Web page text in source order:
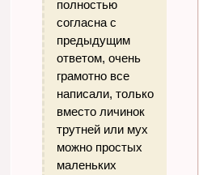
полностью
согласна с
предыдущим
ответом, очень
грамотно все
написали, только
вместо личинок
трутней или мух
можно простых
маленьких